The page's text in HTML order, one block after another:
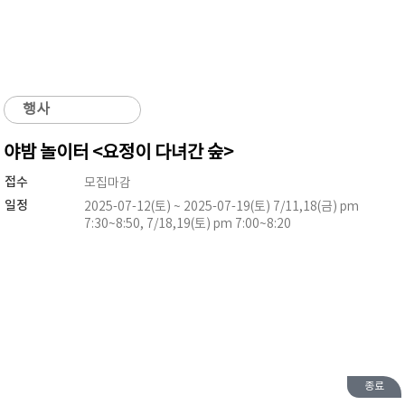
행사
야밤 놀이터 <요정이 다녀간 숲>
접수 모집마감
일정
2025-07-12(토) ~ 2025-07-19(토) 7/11,18(금) pm
7:30~8:50, 7/18,19(토) pm 7:00~8:20
종료